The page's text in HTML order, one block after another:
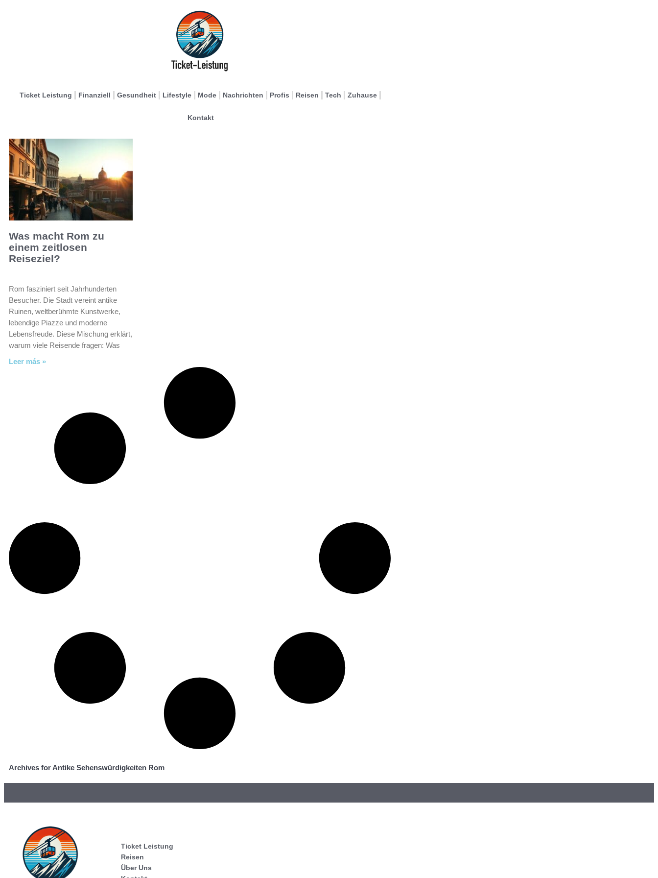
Ticket Leistung Finanziell Gesundheit Lifestyle Mode Nachrichten Profis Reisen Tech Zuhause
Kontakt
Was macht Rom zu
einem zeitlosen
Reiseziel?
Rom fasziniert seit Jahrhunderten
Besucher. Die Stadt vereint antike
Ruinen, weltberühmte Kunstwerke,
lebendige Piazze und moderne
Lebensfreude. Diese Mischung erklärt,
warum viele Reisende fragen: Was
Leer más »
Archives for Antike Sehenswürdigkeiten Rom
Ticket Leistung
Reisen
Über Uns